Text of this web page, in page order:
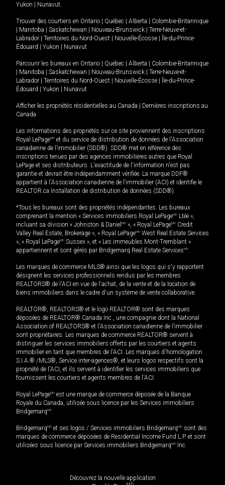
Yukon | Nunavut.
Trouver des courtiers en Ontario | Québec | Alberta | Colombie-Britannique
| Manitoba | Saskatchewan | Nouveau-Brunswick | Terre-Neuve-et-
Labrador | Territoires du Nord-Ouest | Nouvelle-Écosse | Île-du-Prince-
Édouard | Yukon | Nunavut
Parcourir les bureaux en Ontario | Québec | Alberta | Colombie-Britannique
| Manitoba | Saskatchewan | Nouveau-Brunswick | Terre-Neuve-et-
Labrador | Territoires du Nord-Ouest | Nouvelle-Écosse | Île-du-Prince-
Édouard | Yukon | Nunavut
Afficher les propriétés résidentielles au Canada | Dernières inscriptions au
Canada
Les informations des propriétés sur ce site proviennent des inscriptions
Royal LePageMD et du service de distribution de données de l'Association
canadienne de l’immobilier (SDD®). SDD® met en référence des
inscriptions tenues par des agences immobilières autres que Royal
LePage et ses distributeurs. L'exactitude de l'information n'est pas
garantie et devrait être indépendamment vérifiée. La marque DDF®
appartient à l'Association canadienne de l’immobilier (ACI) et identifie le
REALTOR.ca Installation de distribution de données (SDD®).
*Tous les bureaux sont des propriétés indépendantes. Les bureaux
comprenant la mention « Services immobiliers Royal LePageMD Ltée »,
incluant sa division « Johnston & Daniel MD », « Royal LePageMD Credit
Valley Real Estate, Brokerage », « Royal LePageMD West Real Estate Services
», « Royal LePageMD Sussex », et « Les immeubles Mont-Tremblant »
appartiennent et sont gérés par Bridgemarq Real Estate ServicesMD.
Les marques de commerce MLS® ainsi que les logos qui s'y rapportent
désignent les services professionnels rendus par les membres
REALTORS® de l'ACI en vue de l'achat, de la vente et de la location de
biens immobiliers dans le cadre d'un système de vente collaborative.
REALTOR®, REALTORS® et le logo REALTOR® sont des marques
déposées de REALTOR® Canada Inc., une compagnie dont la National
Association of REALTORS® et l'Association canadienne de l’immobilier
sont propriétaires. Les marques de commerce REALTOR® servent à
distinguer les services immobiliers offerts par les courtiers et agents
immobilier en tant que membres de l'ACI. Les marques d'homologation
S.I.A.® /MLS®, Service inter-agences®, et leurs logos respectifs sont la
propriété de l'ACI, et ils servent à identifier les services immobiliers que
fournissent les courtiers et agents membres de l'ACI.
Royal LePageMD est une marque de commerce déposée de la Banque
Royale du Canada, utilisée sous licence par les Services immobiliers
BridgemarqMD.
BridgemarqMD et ses logos / Services immobiliers BridgemarqMD sont des
marques de commerce déposées de Residential Income Fund L.P. et sont
utilisées sous licence par Services immobiliers BridgemarqMD Inc.
Découvrez la nouvelle application